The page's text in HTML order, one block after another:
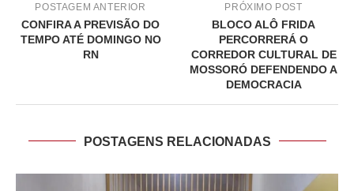
POSTAGEM ANTERIOR
CONFIRA A PREVISÃO DO
TEMPO ATÉ DOMINGO NO
RN
PRÓXIMO POST
BLOCO ALÔ FRIDA
PERCORRERÁ O
CORREDOR CULTURAL DE
MOSSORÓ DEFENDENDO A
DEMOCRACIA
POSTAGENS RELACIONADAS